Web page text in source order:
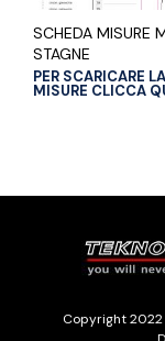
SCHEDA MISURE
STAGNE
PER SCARICARE
MISURE CLICCA
Copyright 2022